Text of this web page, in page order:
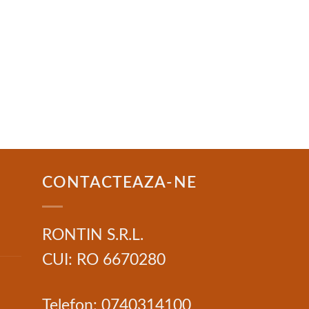
CONTACTEAZA-NE
RONTIN S.R.L.
CUI: RO 6670280
Telefon: 0740314100